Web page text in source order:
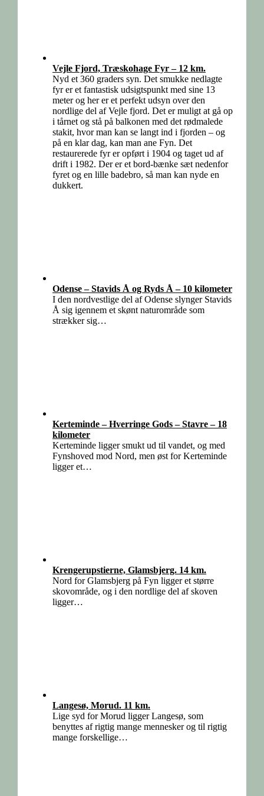
Vejle Fjord, Træskohage Fyr – 12 km.
Nyd et 360 graders syn. Det smukke nedlagte
fyr er et fantastisk udsigtspunkt med sine 13
meter og her er et perfekt udsyn over den
nordlige del af Vejle fjord. Det er muligt at gå op
i tårnet og stå på balkonen med det rødmalede
stakit, hvor man kan se langt ind i fjorden – og
på en klar dag, kan man ane Fyn. Det
restaurerede fyr er opført i 1904 og taget ud af
drift i 1982. Der er et bord-bænke sæt nedenfor
fyret og en lille badebro, så man kan nyde en
dukkert.
Odense – Stavids Å og Ryds Å – 10 kilometer
I den nordvestlige del af Odense slynger Stavids
Å sig igennem et skønt naturområde som
strækker sig…
Kerteminde – Hverringe Gods – Stavre – 18
kilometer
Kerteminde ligger smukt ud til vandet, og med
Fynshoved mod Nord, men øst for Kerteminde
ligger et…
Krengerupstierne, Glamsbjerg. 14 km.
Nord for Glamsbjerg på Fyn ligger et større
skovområde, og i den nordlige del af skoven
ligger…
Langesø, Morud. 11 km.
Lige syd for Morud ligger Langesø, som
benyttes af rigtig mange mennesker og til rigtig
mange forskellige…